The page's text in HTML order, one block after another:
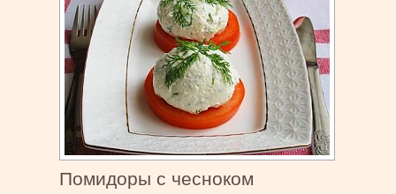
Помидоры с чесноком